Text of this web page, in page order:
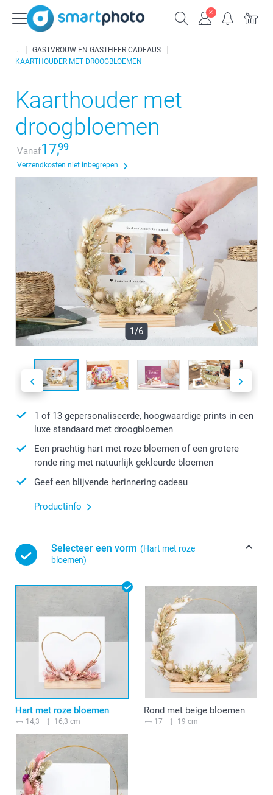
GASTVROUW EN GASTHEER CADEAUS
KAARTHOUDER MET DROOGBLOEMEN
Kaarthouder met
droogbloemen
Vanaf17,99
Verzendkosten niet inbegrepen
1/6
1 of 13 gepersonaliseerde, hoogwaardige prints in een
luxe standaard met droogbloemen
Een prachtig hart met roze bloemen of een grotere
ronde ring met natuurlijk gekleurde bloemen
Geef een blijvende herinnering cadeau
Productinfo
Selecteer een vorm (Hart met roze
bloemen)
Hart met roze bloemen
14,3 16,3 cm
Rond met beige bloemen
17 19 cm